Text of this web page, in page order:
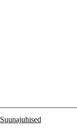
Suunajuhised
(Opens in new tab)